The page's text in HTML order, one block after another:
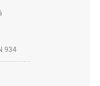
934